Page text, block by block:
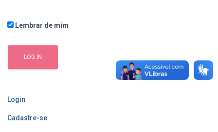
Lembrar de mim
Login
Cadastre-se